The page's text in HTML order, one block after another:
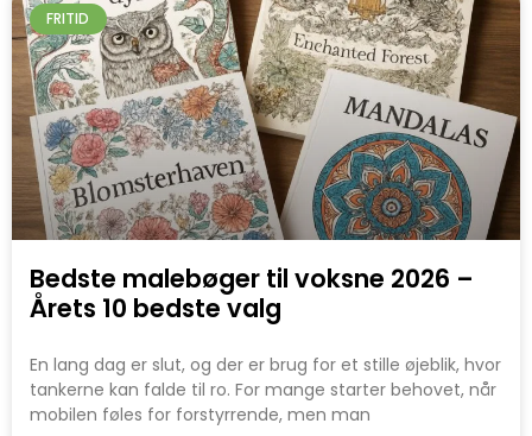
FRITID
Bedste malebøger til voksne 2026 –
Årets 10 bedste valg
En lang dag er slut, og der er brug for et stille øjeblik, hvor
tankerne kan falde til ro. For mange starter behovet, når
mobilen føles for forstyrrende, men man